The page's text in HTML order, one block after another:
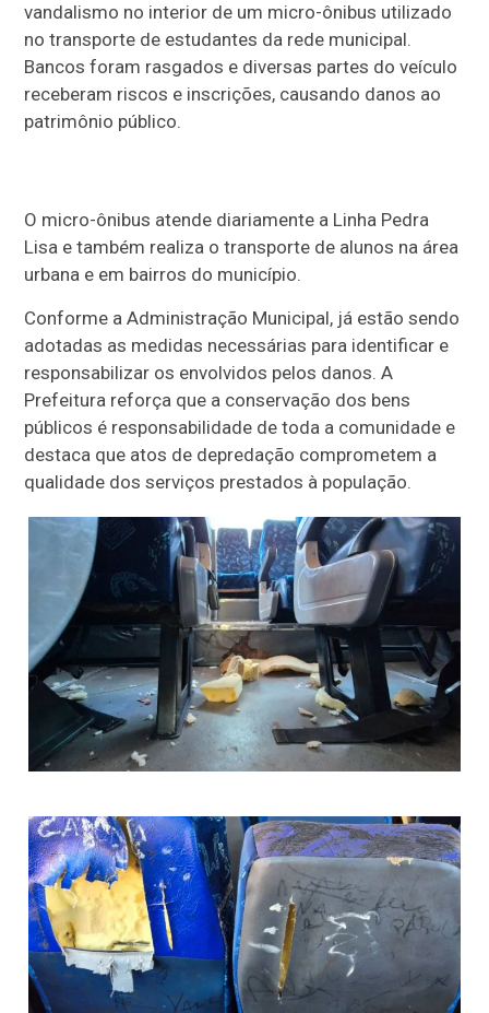
vandalismo no interior de um micro-ônibus utilizado
no transporte de estudantes da rede municipal.
Bancos foram rasgados e diversas partes do veículo
receberam riscos e inscrições, causando danos ao
patrimônio público.
O micro-ônibus atende diariamente a Linha Pedra
Lisa e também realiza o transporte de alunos na área
urbana e em bairros do município.
Conforme a Administração Municipal, já estão sendo
adotadas as medidas necessárias para identificar e
responsabilizar os envolvidos pelos danos. A
Prefeitura reforça que a conservação dos bens
públicos é responsabilidade de toda a comunidade e
destaca que atos de depredação comprometem a
qualidade dos serviços prestados à população.